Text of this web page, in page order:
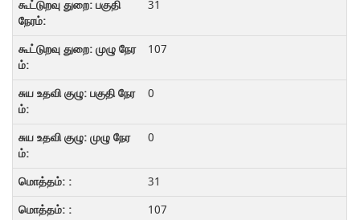
31
107
0
0
31
107